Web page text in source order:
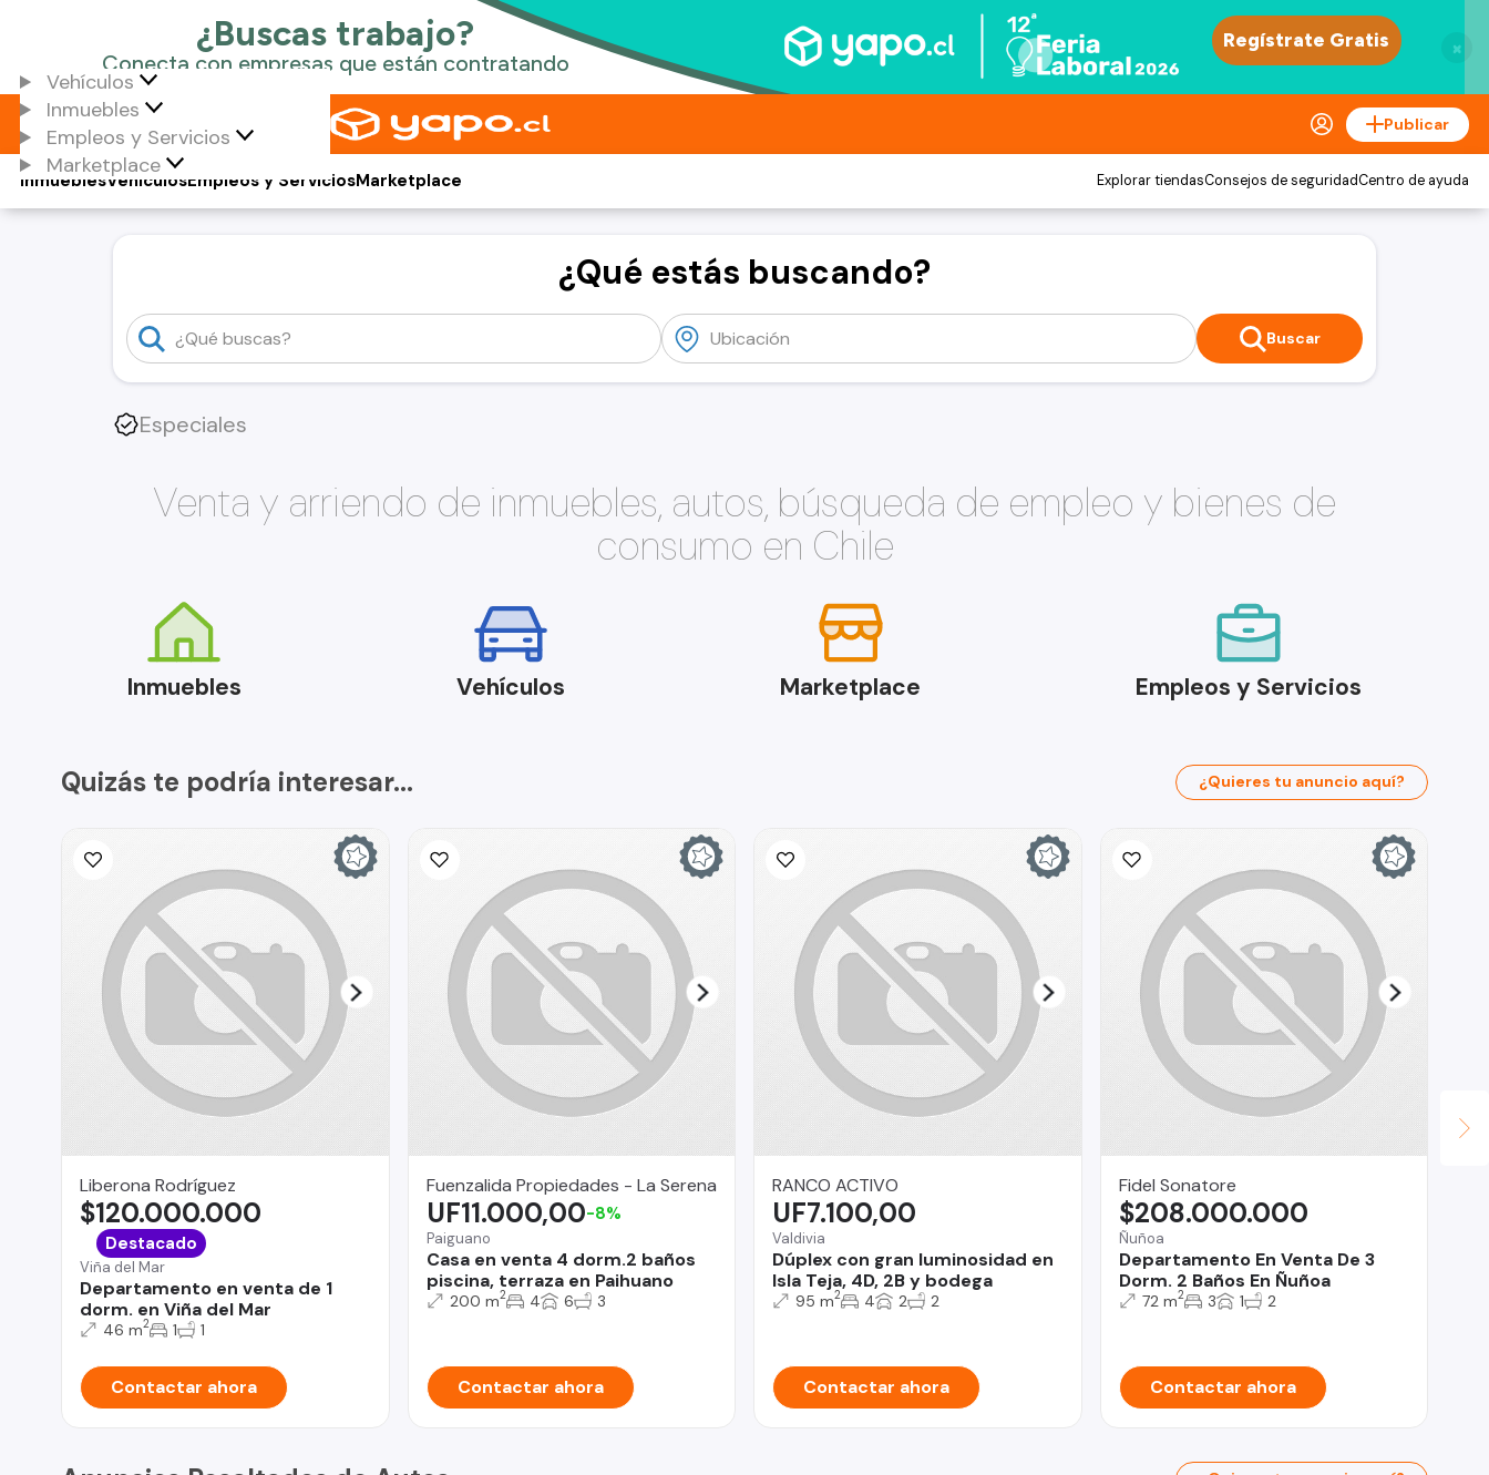
×
Vehículos
Inmuebles
Empleos y Servicios
Marketplace
Publicar
Vehículos
Inmuebles Empleos y ServiciosMarketplace Explorar tiendasConsejos de seguridadCentro de ayuda
¿Qué estás buscando?
Buscar
Especiales
Venta y arriendo de inmuebles, autos, búsqueda de empleo y bienes de
consumo en Chile
Inmuebles Vehículos Marketplace Empleos y Servicios
Quizás te podría interesar... ¿Quieres tu anuncio aquí?
Liberona Rodríguez
Viña del Mar
Departamento en venta de 1
dorm. en Viña del Mar
$120.000.000
Destacado
46 m2 1 1
Contactar ahora
Fuenzalida Propiedades - La Serena
Paiguano
Casa en venta 4 dorm.2 baños
piscina, terraza en Paihuano
UF11.000,00-8%
200 m2 4 6 3
Contactar ahora
RANCO ACTIVO
Valdivia
Dúplex con gran luminosidad en
Isla Teja, 4D, 2B y bodega
UF7.100,00
95 m2 4 2 2
Contactar ahora
Fidel Sonatore
Ñuñoa
Departamento En Venta De 3
Dorm. 2 Baños En Ñuñoa
$208.000.000
72 m2 3 1 2
Contactar ahora